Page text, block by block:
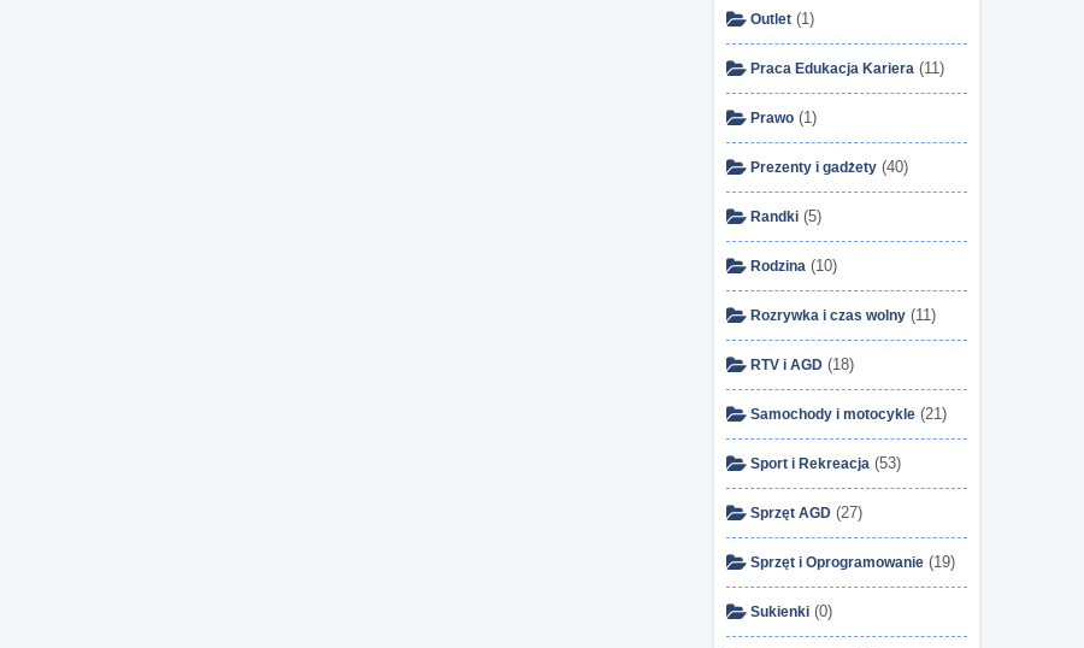
Outlet (1)
Praca Edukacja Kariera (11)
Prawo (1)
Prezenty i gadżety (40)
Randki (5)
Rodzina (10)
Rozrywka i czas wolny (11)
RTV i AGD (18)
Samochody i motocykle (21)
Sport i Rekreacja (53)
Sprzęt AGD (27)
Sprzęt i Oprogramowanie (19)
Sukienki (0)